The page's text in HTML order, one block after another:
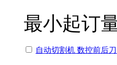
最小起订
自动切割机 数控前后